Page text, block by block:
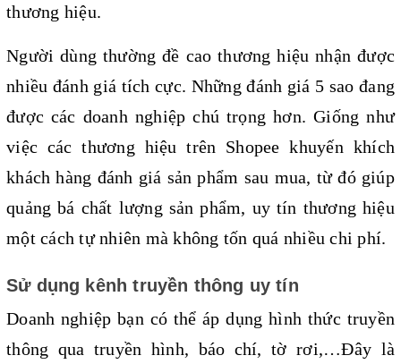
thương hiệu.
Người dùng thường đề cao thương hiệu nhận được
nhiều đánh giá tích cực. Những đánh giá 5 sao đang
được các doanh nghiệp chú trọng hơn. Giống như
việc các thương hiệu trên Shopee khuyến khích
khách hàng đánh giá sản phẩm sau mua, từ đó giúp
quảng bá chất lượng sản phẩm, uy tín thương hiệu
một cách tự nhiên mà không tốn quá nhiều chi phí.
Sử dụng kênh truyền thông uy tín
Doanh nghiệp bạn có thể áp dụng hình thức truyền
thông qua truyền hình, báo chí, tờ rơi,…Đây là